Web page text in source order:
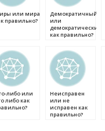
или мира
правильно?
Демократичный
или
демократический
как правильно?
либо или
либо как
Неисправен
или не
исправен как
правильно?